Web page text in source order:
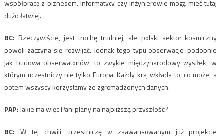
współpracę z biznesem. Informatycy czy inżynierowie mogą mieć tutaj
dużo łatwiej.
BC:Rzeczywiście, jest trochę trudniej, ale polski sektor kosmiczny
powoli zaczyna się rozwijać. Jednak tego typu obserwacje, podobnie
jak budowa obserwatoriów, to zwykle międzynarodowy wysiłek, w
którym uczestniczy nie tylko Europa. Każdy kraj wkłada to, co może, a
potem wszyscy korzystamy ze zgromadzonych danych.
PAP:Jakie ma więc Pani plany na najbliższą przyszłość?
BC:W tej chwili uczestniczę w zaawansowanym już projekcie